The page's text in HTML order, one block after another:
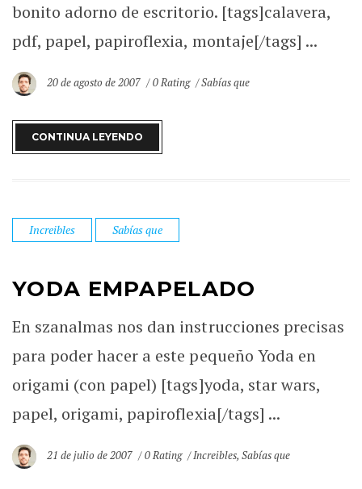
bonito adorno de escritorio. [tags]calavera,
pdf, papel, papiroflexia, montaje[/tags] ...
20 de agosto de 2007 0 Rating Sabías que
CONTINUA LEYENDO
Increibles Sabías que
YODA EMPAPELADO
En szanalmas nos dan instrucciones precisas
para poder hacer a este pequeño Yoda en
origami (con papel) [tags]yoda, star wars,
papel, origami, papiroflexia[/tags] ...
21 de julio de 2007 0 Rating Increibles,Sabías que